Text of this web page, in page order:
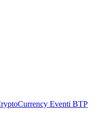
Eventi BTP